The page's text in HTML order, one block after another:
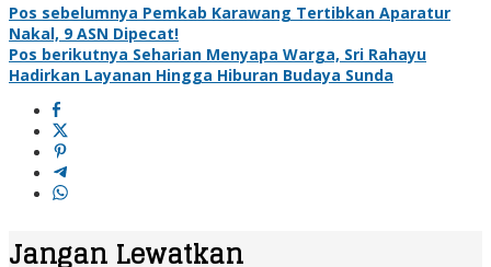
Pos sebelumnya Pemkab Karawang Tertibkan Aparatur
Nakal, 9 ASN Dipecat!
Pos berikutnya Seharian Menyapa Warga, Sri Rahayu
Hadirkan Layanan Hingga Hiburan Budaya Sunda
Jangan Lewatkan